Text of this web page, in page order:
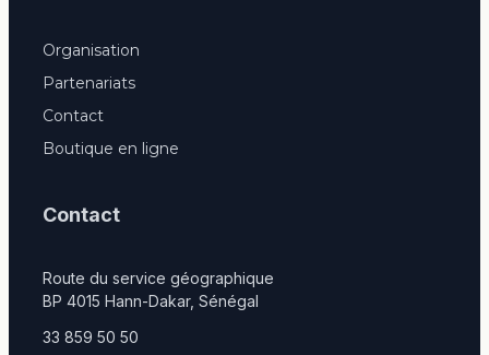
Organisation
Partenariats
Contact
Boutique en ligne
Contact
Route du service géographique
BP 4015 Hann-Dakar, Sénégal
33 859 50 50